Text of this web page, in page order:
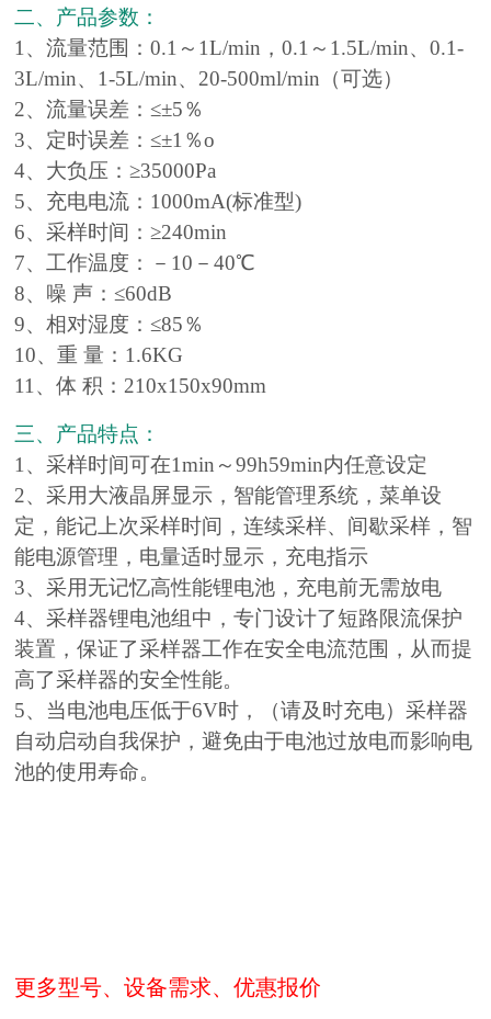
二、产品参数：
1、流量范围：0.1～1L/min，0.1～1.5L/min、0.1-
3L/min、1-5L/min、20-500ml/min（可选）
2、流量误差：≤±5％
3、定时误差：≤±1％o
4、大负压：≥35000Pa
5、充电电流：1000mA(标准型)
6、采样时间：≥240min
7、工作温度：－10－40℃
8、噪 声：≤60dB
9、相对湿度：≤85％
10、重 量：1.6KG
11、体 积：210x150x90mm
三、产品特点：
1、采样时间可在1min～99h59min内任意设定
2、采用大液晶屏显示，智能管理系统，菜单设
定，能记上次采样时间，连续采样、间歇采样，智
能电源管理，电量适时显示，充电指示
3、采用无记忆高性能锂电池，充电前无需放电
4、采样器锂电池组中，专门设计了短路限流保护
装置，保证了采样器工作在安全电流范围，从而提
高了采样器的安全性能。
5、当电池电压低于6V时，（请及时充电）采样器
自动启动自我保护，避免由于电池过放电而影响电
池的使用寿命。
更多型号、设备需求、优惠报价